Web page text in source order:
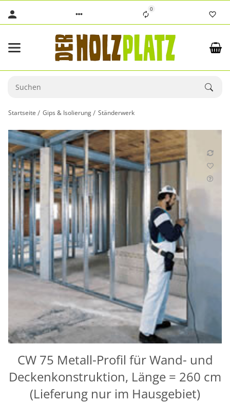
0
Startseite Gips & Isolierung Ständerwerk
CW 75 Metall-Profil für Wand- und
Deckenkonstruktion, Länge = 260 cm
(Lieferung nur im Hausgebiet)